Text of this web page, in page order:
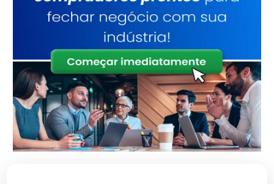
etapas intermediárias do processo logístico,
seguido de aplicação do lacre adesivo
permanente acrílico 32 N/25mm FINAT FTM 1
void migratório para selagem definitiva inviolável
em destino final. A impressão void transfere
permanentemente marca ABERTO ou VIOLADO
quando adulterado, comprovando adulteração
em laudo forense multivetores ISO 17025
acreditado com validade decadencial 60 meses
para contencioso.